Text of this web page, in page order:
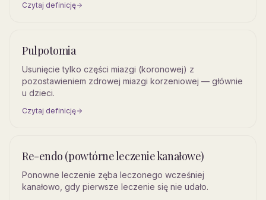
Czytaj definicję
Pulpotomia
Usunięcie tylko części miazgi (koronowej) z
pozostawieniem zdrowej miazgi korzeniowej — głównie
u dzieci.
Czytaj definicję
Re-endo (powtórne leczenie kanałowe)
Ponowne leczenie zęba leczonego wcześniej
kanałowo, gdy pierwsze leczenie się nie udało.